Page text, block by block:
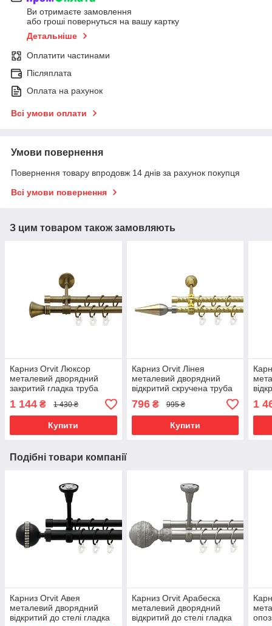
Ви отримаєте замовлення
або гроші повернуться на вашу картку
Детальніше
Оплатити частинами
Післяплата
Оплата на рахунок
Всі умови оплати
Умови повернення
Повернення товару впродовж 14 днів за рахунок покупця
Всі умови повернення
З цим товаром також замовляють
Карниз Orvit Люксор
металевий дворядний
закритий гладка труба
16\16 мм 300 см
(7329434)
1 144 ₴ 1 430 ₴
Купити
Карниз Orvit Лінея
металевий дворядний
відкритий скручена труба
16\16 мм 160 см (00-
00024944)
796₴ 995 ₴
Купити
1
Подібні товари компанії
Карниз Orvit Авея
металевий дворядний
відкритий до стелі гладка
Карниз Orvit Арабеска
металевий дворядний
відкритий до стелі гладка